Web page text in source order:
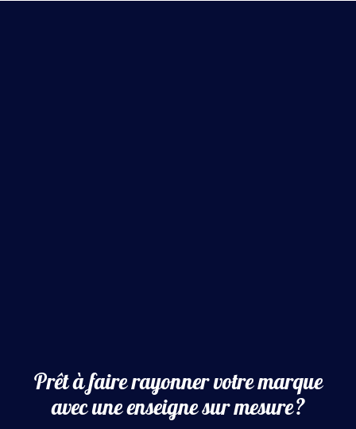
Prêt à faire rayonner votre marque
avec une enseigne sur mesure ?